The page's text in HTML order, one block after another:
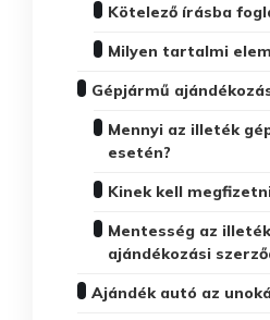
Kötelező írásba
Milyen tartalmi
Gépjármű
Mennyi az illeték
esetén?
Kinek kell
Mentesség az
ajándékozási
Ajándék autó az